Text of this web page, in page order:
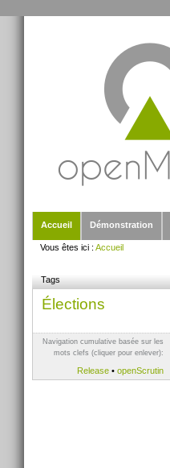
Accueil
Démonstration
Vous êtes ici : Accueil
Tags
Élections
Navigation cumulative basée sur les
mots clefs (cliquer pour enlever):
Release• openScrutin